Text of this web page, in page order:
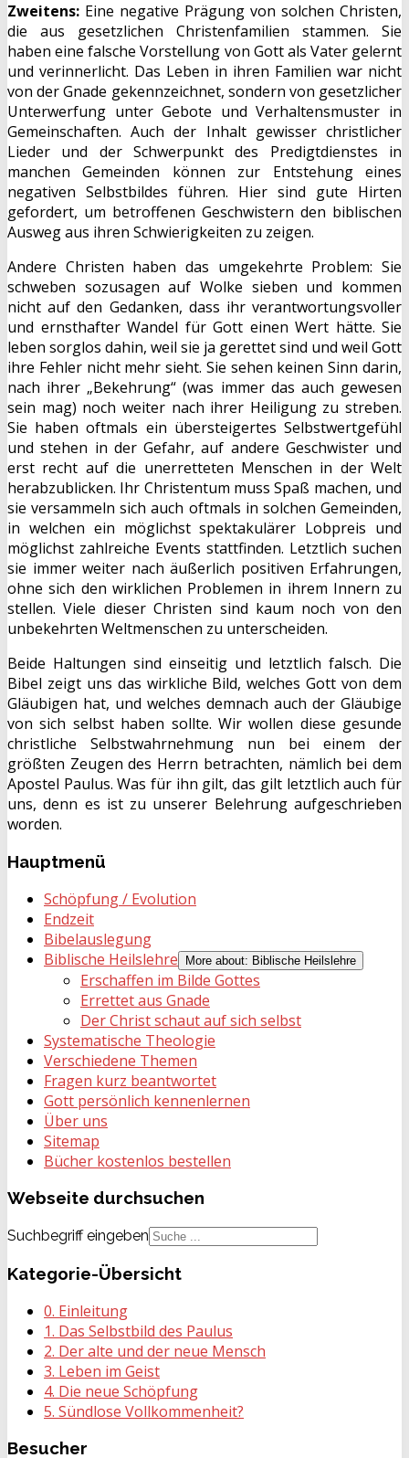
Zweitens: Eine negative Prägung von solchen Christen,
die aus gesetzlichen Christenfamilien stammen. Sie
haben eine falsche Vorstellung von Gott als Vater gelernt
und verinnerlicht. Das Leben in ihren Familien war nicht
von der Gnade gekennzeichnet, sondern von gesetzlicher
Unterwerfung unter Gebote und Verhaltensmuster in
Gemeinschaften. Auch der Inhalt gewisser christlicher
Lieder und der Schwerpunkt des Predigtdienstes in
manchen Gemeinden können zur Entstehung eines
negativen Selbstbildes führen. Hier sind gute Hirten
gefordert, um betroffenen Geschwistern den biblischen
Ausweg aus ihren Schwierigkeiten zu zeigen.
Andere Christen haben das umgekehrte Problem: Sie
schweben sozusagen auf Wolke sieben und kommen
nicht auf den Gedanken, dass ihr verantwortungsvoller
und ernsthafter Wandel für Gott einen Wert hätte. Sie
leben sorglos dahin, weil sie ja gerettet sind und weil Gott
ihre Fehler nicht mehr sieht. Sie sehen keinen Sinn darin,
nach ihrer „Bekehrung“ (was immer das auch gewesen
sein mag) noch weiter nach ihrer Heiligung zu streben.
Sie haben oftmals ein übersteigertes Selbstwertgefühl
und stehen in der Gefahr, auf andere Geschwister und
erst recht auf die unerretteten Menschen in der Welt
herabzublicken. Ihr Christentum muss Spaß machen, und
sie versammeln sich auch oftmals in solchen Gemeinden,
in welchen ein möglichst spektakulärer Lobpreis und
möglichst zahlreiche Events stattfinden. Letztlich suchen
sie immer weiter nach äußerlich positiven Erfahrungen,
ohne sich den wirklichen Problemen in ihrem Innern zu
stellen. Viele dieser Christen sind kaum noch von den
unbekehrten Weltmenschen zu unterscheiden.
Beide Haltungen sind einseitig und letztlich falsch. Die
Bibel zeigt uns das wirkliche Bild, welches Gott von dem
Gläubigen hat, und welches demnach auch der Gläubige
von sich selbst haben sollte. Wir wollen diese gesunde
christliche Selbstwahrnehmung nun bei einem der
größten Zeugen des Herrn betrachten, nämlich bei dem
Apostel Paulus. Was für ihn gilt, das gilt letztlich auch für
uns, denn es ist zu unserer Belehrung aufgeschrieben
worden.
Hauptmenü
Schöpfung / Evolution
Endzeit
Bibelauslegung
Biblische Heilslehre
More about: Biblische Heilslehre
Erschaffen im Bilde Gottes
Errettet aus Gnade
Der Christ schaut auf sich selbst
Systematische Theologie
Verschiedene Themen
Fragen kurz beantwortet
Gott persönlich kennenlernen
Über uns
Sitemap
Bücher kostenlos bestellen
Webseite durchsuchen
Suchbegriff eingeben
Kategorie-Übersicht
0. Einleitung
1. Das Selbstbild des Paulus
2. Der alte und der neue Mensch
3. Leben im Geist
4. Die neue Schöpfung
5. Sündlose Vollkommenheit?
Besucher